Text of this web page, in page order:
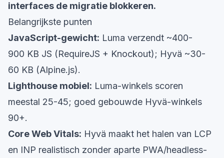
interfaces de migratie blokkeren.
Belangrijkste punten
JavaScript-gewicht: Luma verzendt ~400-
900 KB JS (RequireJS + Knockout); Hyvä ~30-
60 KB (Alpine.js).
Lighthouse mobiel: Luma-winkels scoren
meestal 25-45; goed gebouwde Hyvä-winkels
90+.
Core Web Vitals: Hyvä maakt het halen van LCP
en INP realistisch zonder aparte PWA/headless-